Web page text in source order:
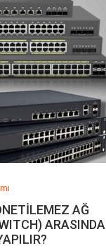
AĞ
ARASINDA